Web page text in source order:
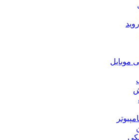
موبایل